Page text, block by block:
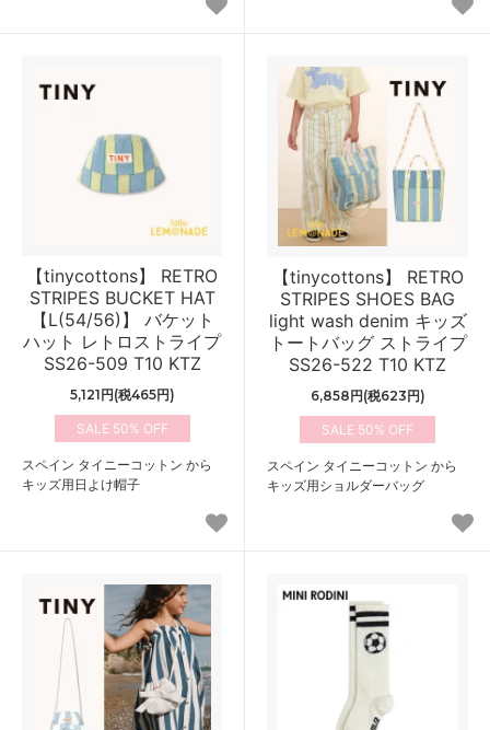
【tinycottons】 RETRO
STRIPES BUCKET HAT
【L(54/56)】 バケット
ハット レトロストライプ
SS26-509 T10 KTZ
5,121円(税465円)
50%
スペイン タイニーコットン から
キッズ用日よけ帽子
【tinycottons】 RETRO
STRIPES SHOES BAG
light wash denim キッズ
トートバッグ ストライプ
SS26-522 T10 KTZ
6,858円(税623円)
50%
スペイン タイニーコットン から
キッズ用ショルダーバッグ